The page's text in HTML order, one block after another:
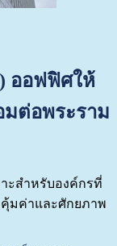
ออฟฟิศให้
มต่อพระราม
ะสำหรับองค์กรที่
มค่าและศักยภาพ